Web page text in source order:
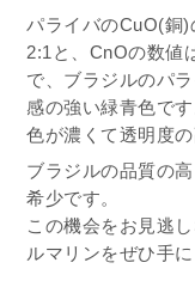
パライバのCuO(銅
2:1と、CnOの数値
で、ブラジルのパ
感の強い緑青色です
色が濃くて透明度
ブラジルの品質の
希少です。
この機会をお見逃
ルマリンをぜひ手